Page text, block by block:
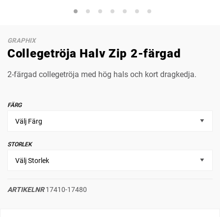
GRAPHIX
Collegetröja Halv Zip 2-färgad
2-färgad collegetröja med hög hals och kort dragkedja.
FÄRG
STORLEK
ARTIKELNR17410-17480